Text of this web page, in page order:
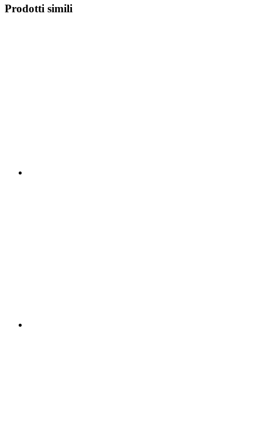
Prodotti simili